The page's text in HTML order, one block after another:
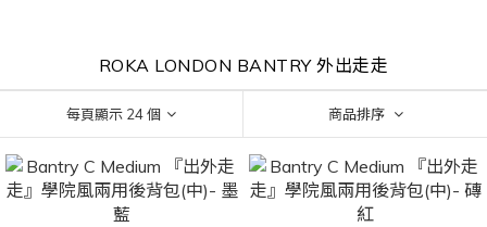
ROKA LONDON BANTRY 外出走走
每頁顯示 24 個 商品排序